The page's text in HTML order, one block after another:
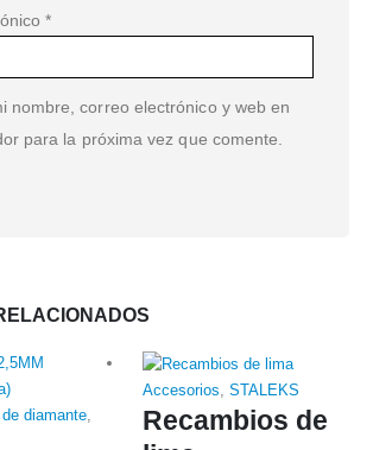
*
nombre, correo electrónico y web en
para la próxima vez que comente.
diamante,
Accesorios STALEKS
Recambios de